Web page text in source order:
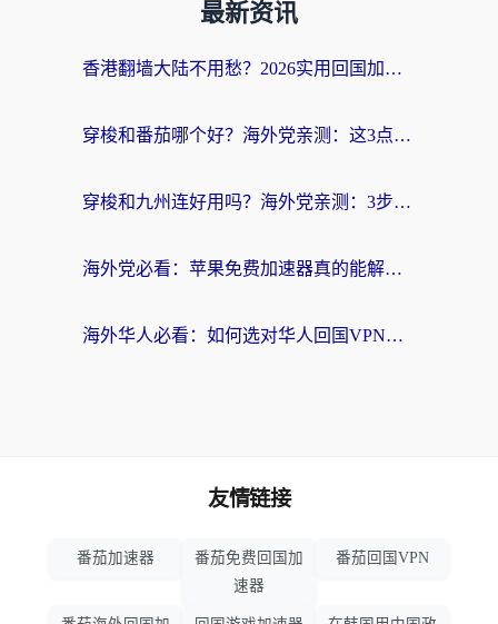
最新资讯
香港翻墙大陆不用愁？2026实用回国加速器指南：从选到用一步到位
穿梭和番茄哪个好？海外党亲测：这3点帮你选对回国加速器
穿梭和九州连好用吗？海外党亲测：3步选对回国加速器，无缝刷国内剧玩国服
海外党必看：苹果免费加速器真的能解决回国访问难题吗？附实测对比与全平台方案
海外华人必看：如何选对华人回国VPN，无缝刷国内剧、玩手游？
友情链接
番茄加速器
番茄免费回国加
速器
番茄回国VPN